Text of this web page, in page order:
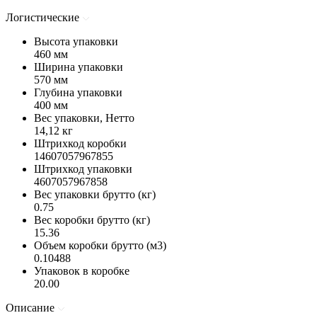
Логистические
Высота упаковки
460 мм
Ширина упаковки
570 мм
Глубина упаковки
400 мм
Вес упаковки, Нетто
14,12 кг
Штрихкод коробки
14607057967855
Штрихкод упаковки
4607057967858
Вес упаковки брутто (кг)
0.75
Вес коробки брутто (кг)
15.36
Объем коробки брутто (м3)
0.10488
Упаковок в коробке
20.00
Описание